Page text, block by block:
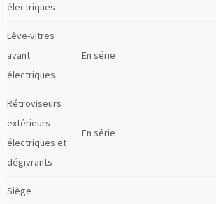
électriques
Lève-vitres
avant
électriques
En série
Rétroviseurs
extérieurs
électriques et
dégivrants
En série
Siège